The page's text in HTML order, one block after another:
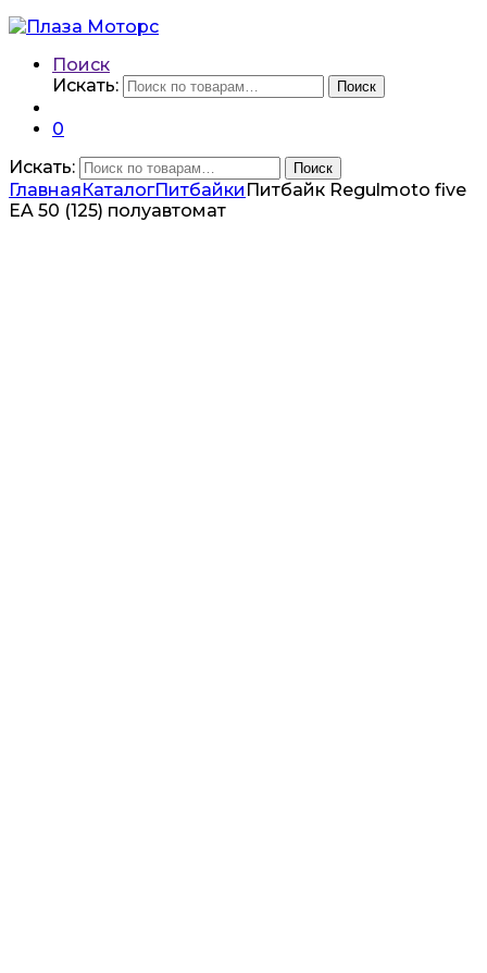
Поиск
Искать:
Поиск
0
Искать:
Поиск
ГлавнаяКаталогПитбайки Питбайк Regulmoto five
EA 50 (125) полуавтомат